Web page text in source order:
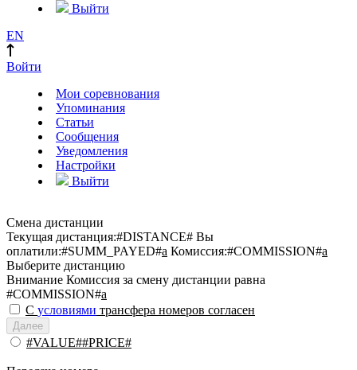
Выйти
EN
Войти
Мои соревнования
Упоминания
Статьи
Сообщения
Уведомления
Настройки
Выйти
Смена дистанции
Текущая дистанция:#DISTANCE# Вы
оплатили:#SUMM_PAYED#a Комиссия:#COMMISSION#a
Выберите дистанцию
Внимание Комиссия за смену дистанции равна
#COMMISSION#a
С условиями трансфера номеров согласен
Далее
#VALUE##PRICE#